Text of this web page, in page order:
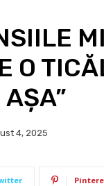
O
4, 2025